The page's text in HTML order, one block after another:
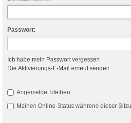
Passwort:
Ich habe mein Passwort vergessen
Die Aktivierungs-E-Mail erneut senden
Angemeldet bleiben
Meinen Online-Status während dieser